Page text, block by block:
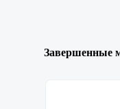
Завершенные